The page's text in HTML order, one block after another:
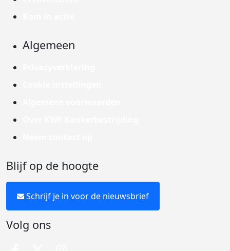
Algemeen
Blijf op de hoogte
Schrijf je in voor de nieuwsbrief
Volg ons